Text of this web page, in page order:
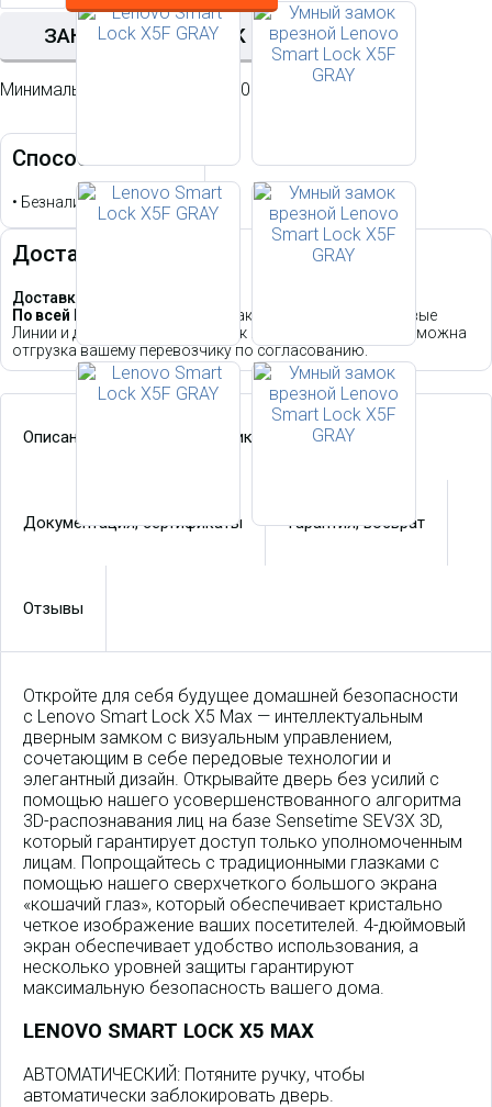
ЗАКАЗАТЬ В 1 КЛИК
Минимальная сумма заказа 2000 р.
Способы оплаты
• Безналичный расчет
Доставка
Доставка в регионы РФ:
По всей России:
Отправляем заказы через СДЭК, Деловые
Линии и другие ТК. Средний срок в пути —
. Возможна
отгрузка вашему перевозчику по согласованию.
Описание Характеристики
Документация, сертификаты Гарантия, возврат
Отзывы
Откройте для себя будущее домашней безопасности
с Lenovo Smart Lock X5 Max — интеллектуальным
дверным замком с визуальным управлением,
сочетающим в себе передовые технологии и
элегантный дизайн. Открывайте дверь без усилий с
помощью нашего усовершенствованного алгоритма
3D-распознавания лиц на базе Sensetime SEV3X 3D,
который гарантирует доступ только уполномоченным
лицам. Попрощайтесь с традиционными глазками с
помощью нашего сверхчеткого большого экрана
«кошачий глаз», который обеспечивает кристально
четкое изображение ваших посетителей. 4-дюймовый
экран обеспечивает удобство использования, а
несколько уровней защиты гарантируют
максимальную безопасность вашего дома.
LENOVO SMART LOCK X5 MAX
АВТОМАТИЧЕСКИЙ: Потяните ручку, чтобы
автоматически заблокировать дверь.